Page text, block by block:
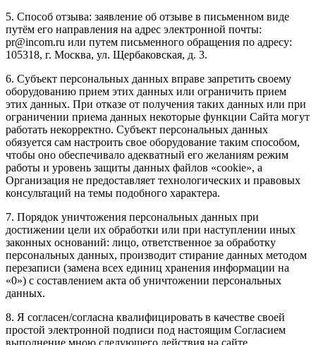
5. Способ отзыва: заявление об отзыве в письменном виде
путём его направления на адрес электронной почты:
pr@incom.ru или путем письменного обращения по адресу:
105318, г. Москва, ул. Щербаковская, д. 3.
6. Субъект персональных данных вправе запретить своему
оборудованию прием этих данных или ограничить прием
этих данных. При отказе от получения таких данных или при
ограничении приема данных некоторые функции Сайта могут
работать некорректно. Субъект персональных данных
обязуется сам настроить свое оборудование таким способом,
чтобы оно обеспечивало адекватный его желаниям режим
работы и уровень защиты данных файлов «cookie», а
Организация не предоставляет технологических и правовых
консультаций на темы подобного характера.
7. Порядок уничтожения персональных данных при
достижении цели их обработки или при наступлении иных
законных оснований: лицо, ответственное за обработку
персональных данных, производит стирание данных методом
перезаписи (замена всех единиц хранения информации на
«0») с составлением акта об уничтожении персональных
данных.
8. Я согласен/согласна квалифицировать в качестве своей
простой электронной подписи под настоящим Согласием
выполнение мною следующего действия на сайте